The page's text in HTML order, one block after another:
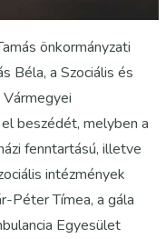
önkormányzati
Béla, a Szociális és
beszédét, melyben a
fenntartású, illetve
intézmények
Péter Tímea, a gála
Egyesület